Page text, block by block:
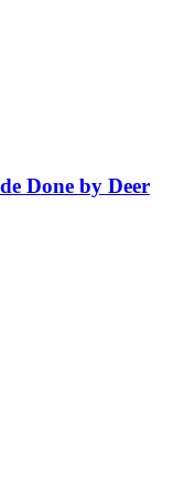
Done by Deer